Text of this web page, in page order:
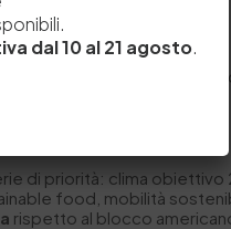
Economy Observatory
di priorità: clima
food, mobilità
rispetto al blocco
dal 10 al 21 agosto.